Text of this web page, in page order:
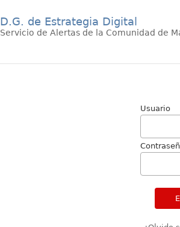
D.G. de Estrategia Digital
Servicio de Alertas de la Comunidad de
Usuario